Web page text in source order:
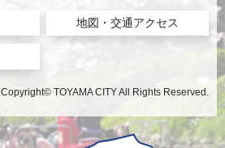
地図・交通アクセス
Copyright© TOYAMA CITY All Rights Reserved.